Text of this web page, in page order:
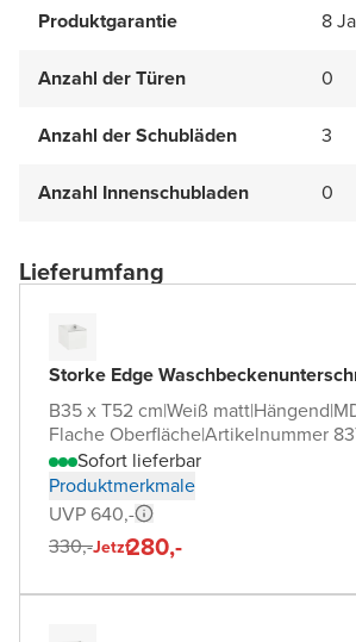
Produktgarantie 8
Anzahl der Türen 0
Anzahl der Schubläden 3
Anzahl Innenschubladen 0
Lieferumfang
Storke Edge
B35 x T52 cm|Weiß matt|Hängend|
Flache Oberfläche|Artikelnummer
Sofort lieferbar
Produktmerkmale
UVP 640,-
330,-Jetzt280,-